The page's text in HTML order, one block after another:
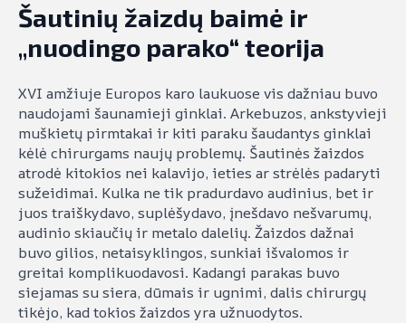
Šautinių žaizdų baimė ir
„nuodingo parako“ teorija
XVI amžiuje Europos karo laukuose vis dažniau buvo
naudojami šaunamieji ginklai. Arkebuzos, ankstyvieji
muškietų pirmtakai ir kiti paraku šaudantys ginklai
kėlė chirurgams naujų problemų. Šautinės žaizdos
atrodė kitokios nei kalavijo, ieties ar strėlės padaryti
sužeidimai. Kulka ne tik pradurdavo audinius, bet ir
juos traiškydavo, suplėšydavo, įnešdavo nešvarumų,
audinio skiaučių ir metalo dalelių. Žaizdos dažnai
buvo gilios, netaisyklingos, sunkiai išvalomos ir
greitai komplikuodavosi. Kadangi parakas buvo
siejamas su siera, dūmais ir ugnimi, dalis chirurgų
tikėjo, kad tokios žaizdos yra užnuodytos.